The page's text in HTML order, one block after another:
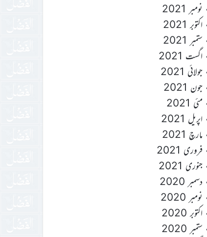
نومبر 2021
اکتوبر 2021
ستمبر 2021
اگست 2021
جولائی 2021
جون 2021
مئی 2021
اپریل 2021
مارچ 2021
فروری 2021
جنوری 2021
دسمبر 2020
نومبر 2020
اکتوبر 2020
ستمبر 2020